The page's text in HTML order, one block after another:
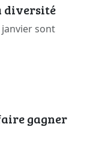
diversité
janvier sont
gagner